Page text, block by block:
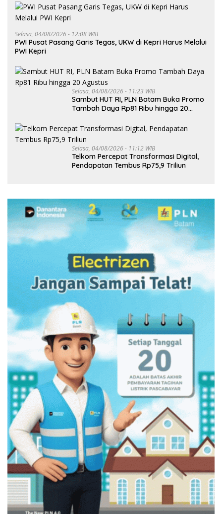
Selasa, 04/08/2026 - 12:08 WIB
PWI Pusat Pasang Garis Tegas, UKW di Kepri Harus Melalui
PWI Kepri
Selasa, 04/08/2026 - 11:23 WIB
Sambut HUT RI, PLN Batam Buka Promo
Tambah Daya Rp81 Ribu hingga 20
Selasa, 04/08/2026 - 11:12 WIB
Telkom Percepat Transformasi Digital,
Pendapatan Tembus Rp75,9 Triliun